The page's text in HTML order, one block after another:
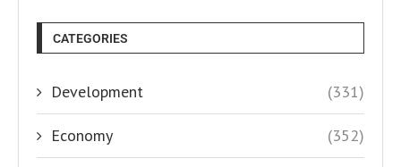
CATEGORIES
Development (331)
Economy (352)